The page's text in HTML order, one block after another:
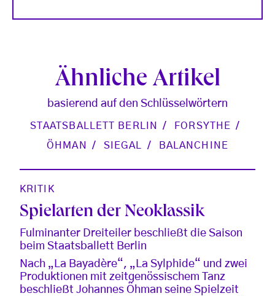
Ähnliche Artikel
basierend auf den Schlüsselwörtern
STAATSBALLETT BERLIN
FORSYTHE
ÖHMAN
SIEGAL BALANCHINE
KRITIK
Spielarten der Neoklassik
Fulminanter Dreiteiler beschließt die Saison
beim Staatsballett Berlin
Nach „La Bayadère“, „La Sylphide“ und zwei
Produktionen mit zeitgenössischem Tanz
beschließt Johannes Öhman seine Spielzeit